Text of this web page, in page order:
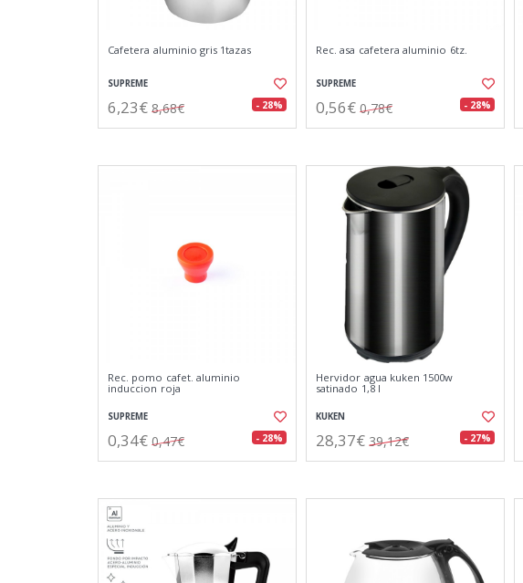
Cafetera aluminio gris 1tazas
SUPREME
6,23€ 8,68€ - 28%
Rec. asa cafetera aluminio 6tz.
SUPREME
0,56€ 0,78€ - 28%
Rec. pomo cafet. aluminio
induccion roja
SUPREME
0,34€ 0,47€ - 28%
Hervidor agua kuken 1500w
satinado 1,8 l
KUKEN
28,37€ 39,12€ - 27%